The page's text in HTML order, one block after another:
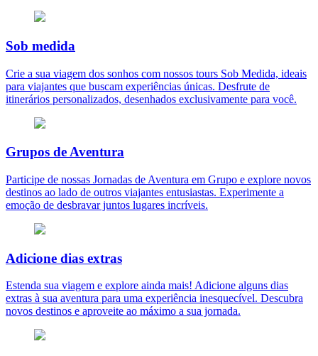
Sob medida
Crie a sua viagem dos sonhos com nossos tours Sob Medida, ideais
para viajantes que buscam experiências únicas. Desfrute de
itinerários personalizados, desenhados exclusivamente para você.
Grupos de Aventura
Participe de nossas Jornadas de Aventura em Grupo e explore novos
destinos ao lado de outros viajantes entusiastas. Experimente a
emoção de desbravar juntos lugares incríveis.
Adicione dias extras
Estenda sua viagem e explore ainda mais! Adicione alguns dias
extras à sua aventura para uma experiência inesquecível. Descubra
novos destinos e aproveite ao máximo a sua jornada.